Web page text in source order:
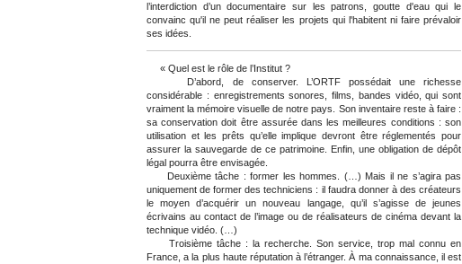
l’interdiction d’un documentaire sur les patrons, goutte d'eau qui le
convainc qu'il ne peut réaliser les projets qui l'habitent ni faire prévaloir
ses idées.
« Quel est le rôle de l’Institut ?
D’abord, de conserver. L’ORTF possédait une richesse
considérable : enregistrements sonores, films, bandes vidéo, qui sont
vraiment la mémoire visuelle de notre pays. Son inventaire reste à faire :
sa conservation doit être assurée dans les meilleures conditions : son
utilisation et les prêts qu’elle implique devront être réglementés pour
assurer la sauvegarde de ce patrimoine. Enfin, une obligation de dépôt
légal pourra être envisagée.
Deuxième tâche : former les hommes. (…) Mais il ne s’agira pas
uniquement de former des techniciens : il faudra donner à des créateurs
le moyen d’acquérir un nouveau langage, qu’il s’agisse de jeunes
écrivains au contact de l’image ou de réalisateurs de cinéma devant la
technique vidéo. (…)
Troisième tâche : la recherche. Son service, trop mal connu en
France, a la plus haute réputation à l’étranger. À ma connaissance, il est